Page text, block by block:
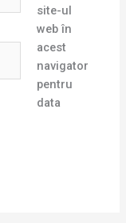
site-ul
web în
acest
navigator
pentru
data